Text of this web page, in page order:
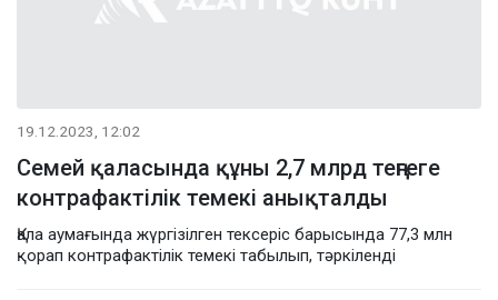
19.12.2023, 12:02
Семей қаласында құны 2,7 млрд теңгеге
контрафактілік темекі анықталды
Қала аумағында жүргізілген тексеріс барысында 77,3 млн
қорап контрафактілік темекі табылып, тәркіленді